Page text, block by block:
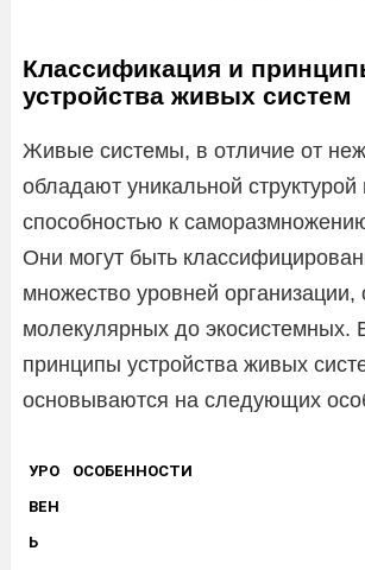
Классификация и
устройства живых систем
Живые системы, в отличие от
обладают уникальной структурой
способностью к
Они могут быть
множество уровней организации,
молекулярных до экосистемных.
принципы устройства живых
основываются на следующих
УРО
ВЕН
Ь
ОСОБЕННОСТИ